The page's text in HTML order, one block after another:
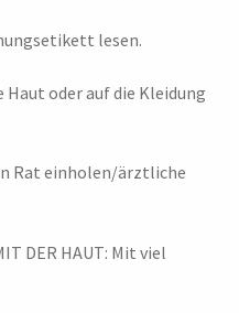
lesen.
Haut oder auf die Kleidung
Rat einholen/ärztliche
DER HAUT: Mit viel